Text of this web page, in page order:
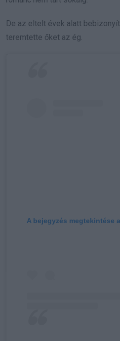
De az eltelt évek alatt
teremtette őket az ég.
A bejegyzés megtekintése